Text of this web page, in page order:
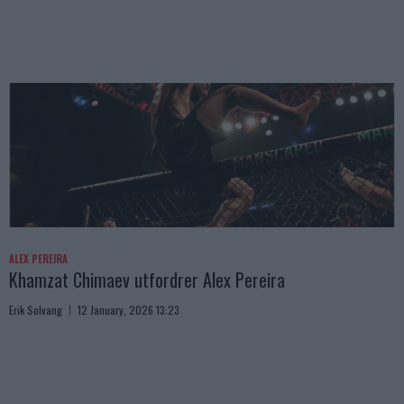
ALEX PEREIRA
Khamzat Chimaev utfordrer Alex Pereira
Erik Solvang 12 January, 2026 13:23